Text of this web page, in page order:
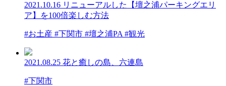
2021.10.16 リニューアルした【壇之浦パーキングエリ
ア】を100倍楽しむ方法
#お土産 #下関市 #壇之浦PA #観光
2021.08.25 花と癒しの島、六連島
#下関市